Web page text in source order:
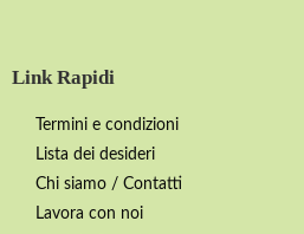
Link Rapidi
Termini e condizioni
Lista dei desideri
Chi siamo / Contatti
Lavora con noi